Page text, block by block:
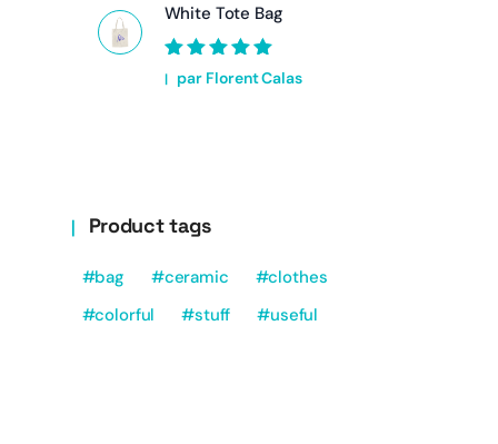
White Tote Bag
Note 5sur 5
par Florent Calas
Product tags
bag ceramic
clothes
colorful
stuff useful